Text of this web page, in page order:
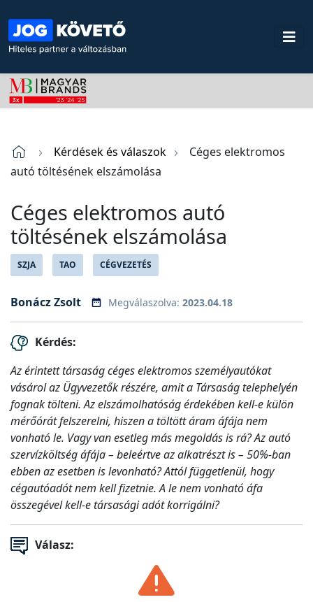
Kérdések és válaszok
Céges elektromos
autó töltésének elszámolása
Céges elektromos autó
töltésének elszámolása
SZJA TAO CÉGVEZETÉS
Bonácz Zsolt Megválaszolva: 2023.04.18
Kérdés:
Az érintett társaság céges elektromos személyautókat
vásárol az Ügyvezetők részére, amit a Társaság telephelyén
fognak tölteni. Az elszámolhatóság érdekében kell-e külön
mérőórát felszerelni, hiszen a töltött áram áfája nem
vonható le. Vagy van esetleg más megoldás is rá? Az autó
szervízköltség áfája – beleértve az alkatrészt is – 50%-ban
ebben az esetben is levonható? Attól függetlenül, hogy
cégautóadót nem kell fizetnie. A le nem vonható áfa
összegével kell-e társasági adót korrigálni?
Válasz: